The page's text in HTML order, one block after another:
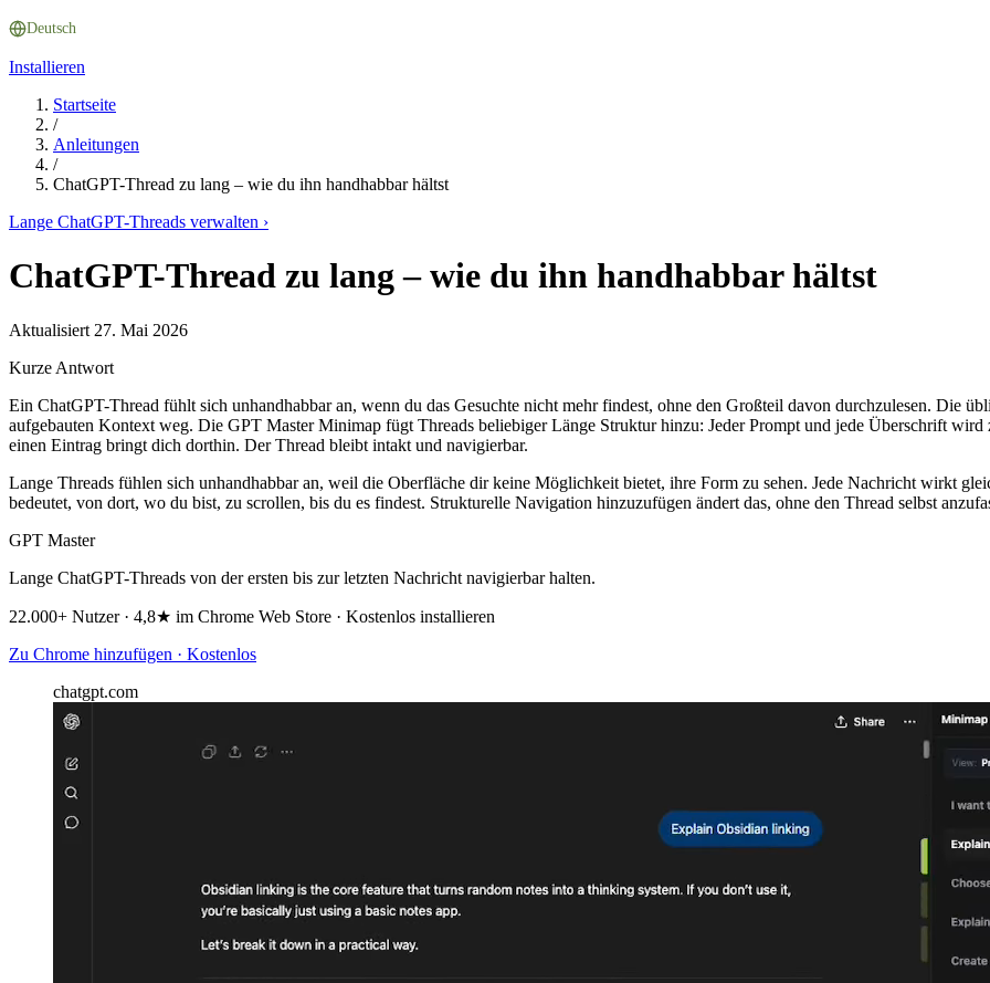
Deutsch
Installieren
Startseite
/
Anleitungen
/
ChatGPT-Thread zu lang – wie du ihn handhabbar hältst
Lange ChatGPT-Threads verwalten ›
ChatGPT-Thread zu lang – wie du ihn handhabbar hältst
Aktualisiert 27. Mai 2026
Kurze Antwort
Ein ChatGPT-Thread fühlt sich unhandhabbar an, wenn du das Gesuchte nicht mehr findest, ohne den Großteil davon durchzulesen. Die
aufgebauten Kontext weg. Die GPT Master Minimap fügt Threads beliebiger Länge Struktur hinzu: Jeder Prompt und jede Überschrift
einen Eintrag bringt dich dorthin. Der Thread bleibt intakt und navigierbar.
Lange Threads fühlen sich unhandhabbar an, weil die Oberfläche dir keine Möglichkeit bietet, ihre Form zu sehen. Jede Nachricht wirkt
bedeutet, von dort, wo du bist, zu scrollen, bis du es findest. Strukturelle Navigation hinzuzufügen ändert das, ohne den Thread selbst
GPT Master
Lange ChatGPT-Threads von der ersten bis zur letzten Nachricht navigierbar halten.
22.000+ Nutzer · 4,8★ im Chrome Web Store · Kostenlos installieren
Zu Chrome hinzufügen · Kostenlos
chatgpt.com